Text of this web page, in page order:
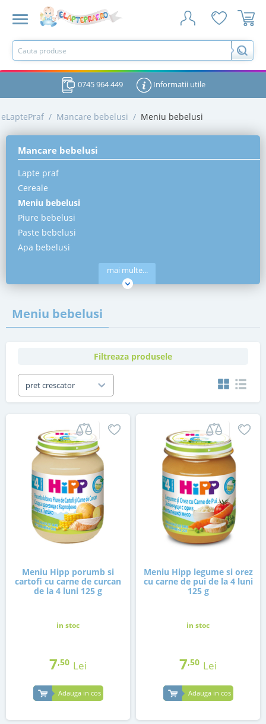
0745 964 449 Informatii utile
eLaptePraf / Mancare bebelusi / Meniu bebelusi
Mancare bebelusi
Lapte praf
Cereale
Meniu bebelusi
Piure bebelusi
Paste bebelusi
Apa bebelusi
mai multe...
Meniu bebelusi
Filtreaza produsele
pret crescator
Meniu Hipp porumb si
cartofi cu carne de curcan
de la 4 luni 125 g
in stoc
7,50 Lei
Adauga in cos
Meniu Hipp legume si orez
cu carne de pui de la 4 luni
125 g
in stoc
7,50 Lei
Adauga in cos